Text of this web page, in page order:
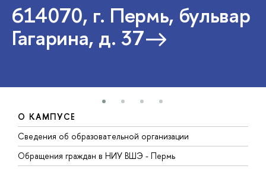
614070, г. Пермь, бульвар
Гагарина, д. 37
О КАМПУСЕ
Сведения об образовательной организации
Обращения граждан в НИУ ВШЭ - Пермь